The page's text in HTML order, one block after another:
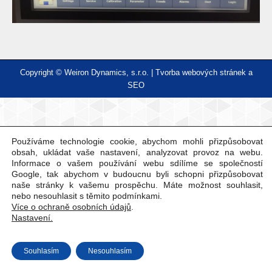
Copyright © Weiron Dynamics, s.r.o. | Tvorba webových stránek a
SEO
Používáme technologie cookie, abychom mohli přizpůsobovat
obsah, ukládat vaše nastavení, analyzovat provoz na webu.
Informace o vašem používání webu sdílíme se společností
Google, tak abychom v budoucnu byli schopni přizpůsobovat
naše stránky k vašemu prospěchu. Máte možnost souhlasit,
nebo nesouhlasit s těmito podmínkami.
Více o ochraně osobních údajů
Nastavení.
Souhlasím Nesouhlasím